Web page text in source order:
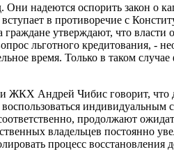
надеются оспорить закон
в противоречие с
утверждают, что власти
льготного кредитования, -
время. Только в таком
ЖКХ Андрей Чибис говорит, что
индивидуальным
продолжают
владельцев постоянно
процесс восстановления